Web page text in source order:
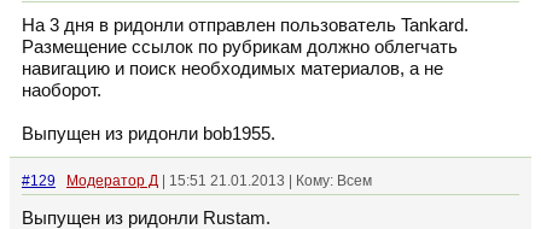
На 3 дня в ридонли отправлен пользователь Tankard.
Размещение ссылок по рубрикам должно облегчать
навигацию и поиск необходимых материалов, а не
наоборот.
Выпущен из ридонли bob1955.
#129 Модератор Д | 15:51 21.01.2013 | Кому: Всем
Выпущен из ридонли Rustam.